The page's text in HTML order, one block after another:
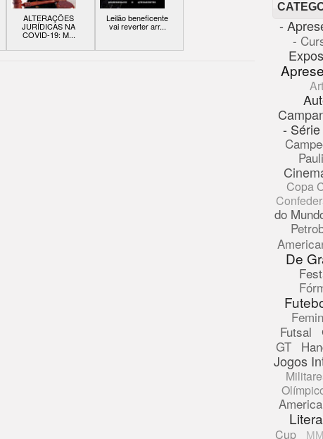
ALTERAÇÕES
JURÍDICAS NA
COVID-19: M...
Leilão beneficente
vai reverter arr... -
-
-
Copa
do
De
Futsal
GT
Jogos
Cup